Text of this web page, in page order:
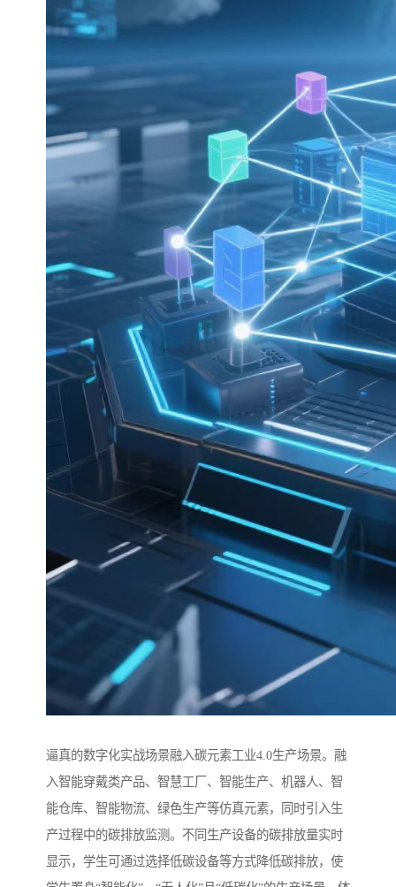
逼真的数字化实战场景融入碳元素工业4.0生产场景。融
入智能穿戴类产品、智慧工厂、智能生产、机器人、智
能仓库、智能物流、绿色生产等仿真元素，同时引入生
产过程中的碳排放监测。不同生产设备的碳排放量实时
显示，学生可通过选择低碳设备等方式降低碳排放，使